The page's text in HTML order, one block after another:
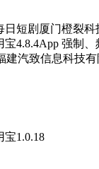
短剧厦门橙裂
4.8.4App 强制
建汽致信息科技
1.0.18